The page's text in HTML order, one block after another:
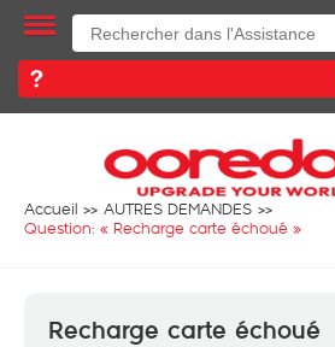
Accueil
AUTRES DEMANDES
Question: « Recharge carte échoué »
Recharge carte échoué